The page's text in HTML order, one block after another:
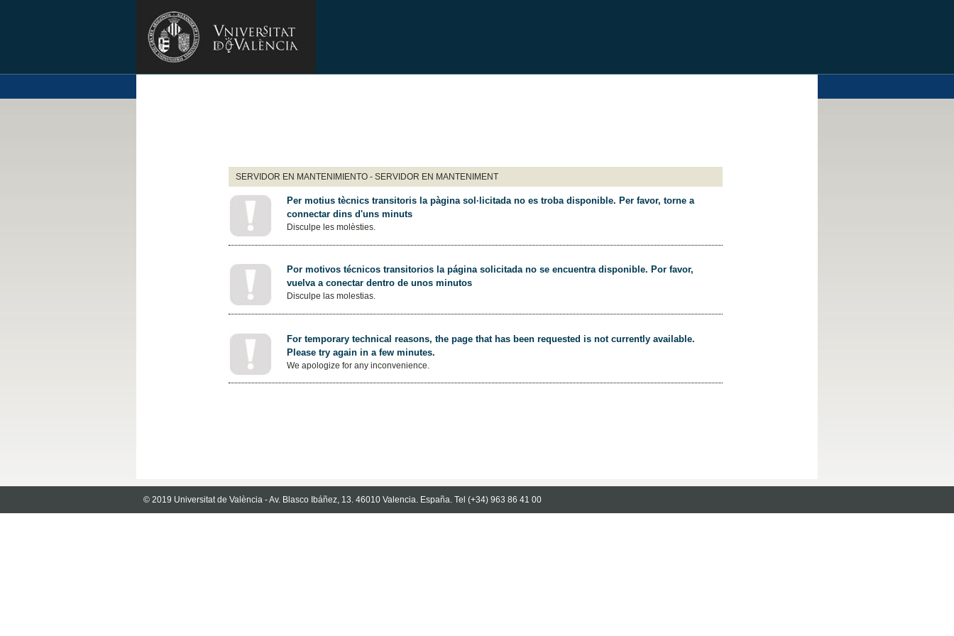
SERVIDOR EN MANTENIMIENTO - SERVIDOR EN MANTENIMENT
Per motius tècnics transitoris la pàgina sol·licitada no es troba disponible. Per favor, torne a
connectar dins d'uns minuts
Disculpe les molèsties.
Por motivos técnicos transitorios la página solicitada no se encuentra disponible. Por favor,
vuelva a conectar dentro de unos minutos
Disculpe las molestias.
For temporary technical reasons, the page that has been requested is not currently available.
Please try again in a few minutes.
We apologize for any inconvenience.
© 2019 Universitat de València - Av. Blasco Ibáñez, 13. 46010 Valencia. España. Tel (+34) 963 86 41 00